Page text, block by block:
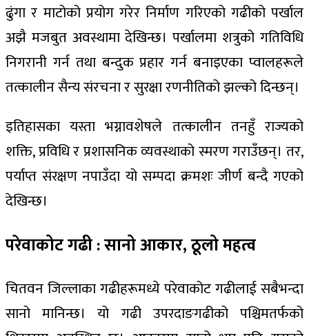
ढुंगा र माटोको प्रयोग गरेर निर्माण गरिएको गढीको पर्खाल
अझै मजबुत अवस्थामा देखिन्छ। पर्खालमा शत्रुको गतिविधि
निगरानी गर्न तथा बन्दुक प्रहार गर्न बनाइएका प्वालहरूले
तत्कालीन सैन्य संरचना र सुरक्षा रणनीतिको झल्को दिन्छन्।
इतिहासका यस्ता भग्नावशेषले तत्कालीन तनहुँ राज्यको
शक्ति, प्रविधि र प्रशासनिक व्यवस्थाको स्मरण गराउँछन्। तर,
पर्याप्त संरक्षण नपाउँदा यो सम्पदा क्रमशः जीर्ण बन्दै गएको
देखिन्छ।
परेवाकोट गढी : सानो आकार, ठूलो महत्व
चितवन जिल्लाका गढीहरूमध्ये परेवाकोट गढीलाई सबैभन्दा
सानो मानिन्छ। यो गढी उपरदाङगढीको पश्चिमतर्फको